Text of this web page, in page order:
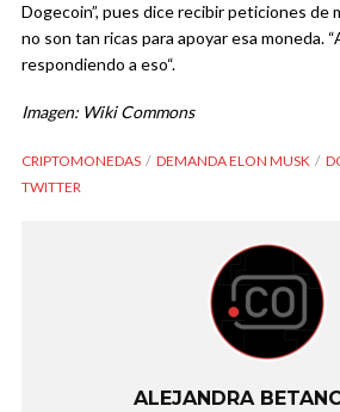
Dogecoin”, pues dice recibir peticiones de
no son tan ricas para apoyar esa moneda.
respondiendo a eso“.
Imagen: Wiki Commons
CRIPTOMONEDAS DEMANDA ELON MUSK
TWITTER
ALEJANDRA